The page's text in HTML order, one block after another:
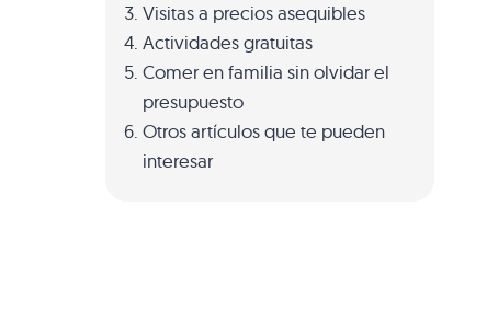
Visitas a precios asequibles
Actividades gratuitas
Comer en familia sin olvidar el
presupuesto
Otros artículos que te pueden
interesar